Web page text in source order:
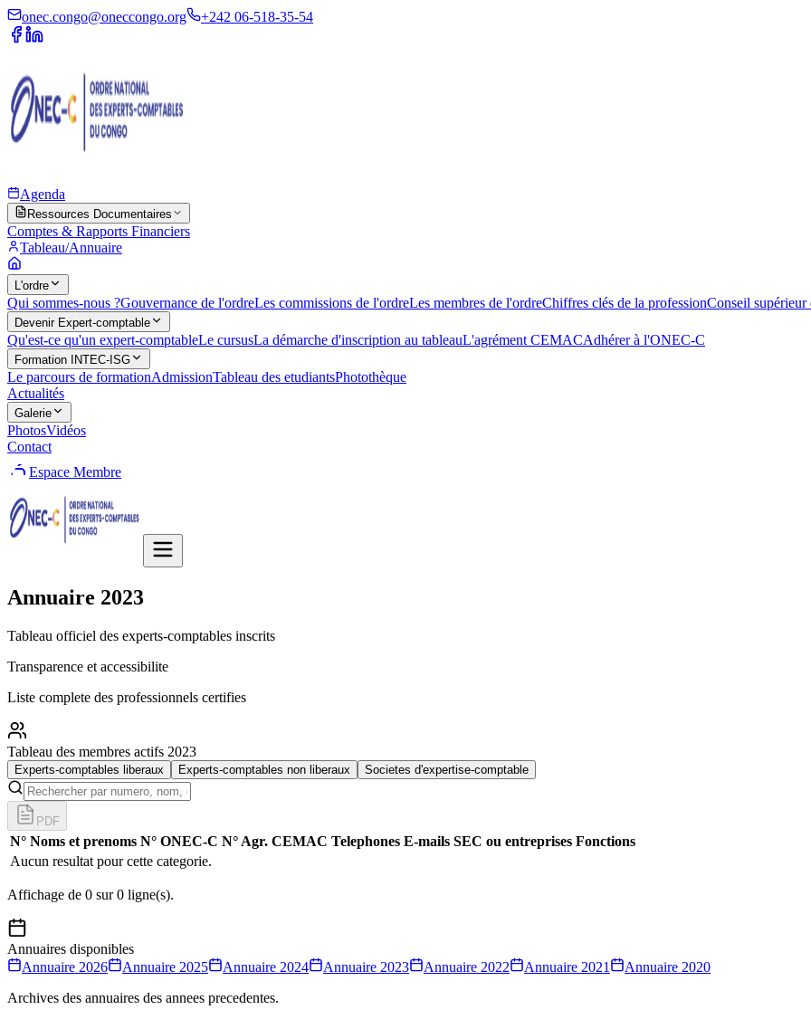
onec.congo@oneccongo.org +242 06-518-35-54
Agenda
Ressources Documentaires
Comptes & Rapports Financiers
Tableau/Annuaire
L'ordre
Qui sommes-nous ?Gouvernance de l'ordreLes commissions de l'ordreLes membres de l'ordreChiffres clés de la professionConseil
Devenir Expert-comptable
Qu'est-ce qu'un expert-comptableLe cursusLa démarche d'inscription au tableauL'agrément CEMACAdhérer à l'ONEC-C
Formation INTEC-ISG
Le parcours de formationAdmissionTableau des etudiantsPhotothèque
Actualités
Galerie
PhotosVidéos
Contact
Espace Membre
Annuaire 2023
Tableau officiel des experts-comptables inscrits
Transparence et accessibilite
Liste complete des professionnels certifies
Tableau des membres actifs 2023
Experts-comptables liberaux Experts-comptables non liberaux Societes d'expertise-comptable
PDF
N° Noms et prenoms N° ONEC-C N° Agr. CEMAC Telephones E-mails SEC ou entreprises Fonctions
Aucun resultat pour cette categorie.
Affichage de 0 sur0 ligne(s).
Annuaires disponibles
Annuaire 2026 Annuaire 2025 Annuaire 2024 Annuaire 2023 Annuaire 2022 Annuaire 2021 Annuaire 2020
Archives des annuaires des annees precedentes.